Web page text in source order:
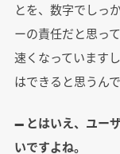
とを、数字でしっ
ーの責任だと思っ
速くなっています
はできると思うん
― とはいえ、ユー
いですよね。